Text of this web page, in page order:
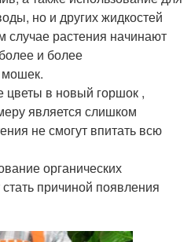
но и других жидкостей
случае растения начинают
и более
цветы в новый горшок ,
является слишком
не смогут впитать всю
органических
причиной появления